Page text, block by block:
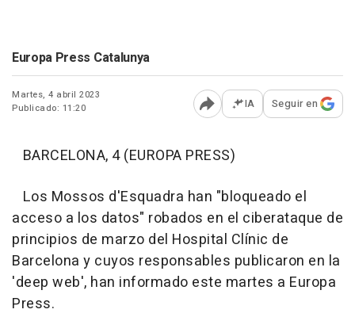
Europa Press Catalunya
Martes, 4 abril 2023
Publicado: 11:20
Abrir opciones para
IA Seguir en
BARCELONA, 4 (EUROPA PRESS)
Los Mossos d'Esquadra han "bloqueado el
acceso a los datos" robados en el ciberataque de
principios de marzo del Hospital Clínic de
Barcelona y cuyos responsables publicaron en la
'deep web', han informado este martes a Europa
Press.